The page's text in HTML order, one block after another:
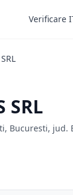
Verificare
SRL
Bucuresti, jud.